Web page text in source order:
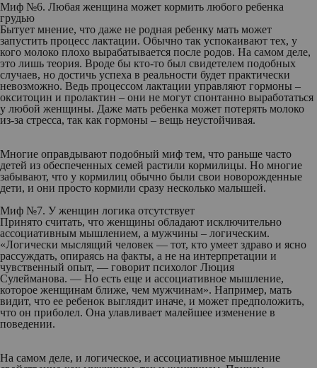
Миф №6. Любая женщина может кормить любого ребенка
грудью
Бытует мнение, что даже не родная ребенку мать может
запустить процесс лактации. Обычно так успокаивают тех, у
кого молоко плохо вырабатывается после родов. На самом деле,
это лишь теория. Вроде бы кто-то был свидетелем подобных
случаев, но достичь успеха в реальности будет практически
невозможно. Ведь процессом лактации управляют гормоны –
окситоцин и пролактин – они не могут спонтанно выработаться
у любой женщины. Даже мать ребенка может потерять молоко
из-за стресса, так как гормоны – вещь неустойчивая.
Многие оправдывают подобный миф тем, что раньше часто
детей из обеспеченных семей растили кормилицы. Но многие
забывают, что у кормилиц обычно были свои новорожденные
дети, и они просто кормили сразу несколько малышей.
Миф №7. У женщин логика отсутствует
Принято считать, что женщины обладают исключительно
ассоциативным мышлением, а мужчины – логическим.
«Логически мыслящий человек — тот, кто умеет здраво и ясно
рассуждать, опираясь на факты, а не на интерпретации и
чувственный опыт, — говорит психолог Люция
Сулейманова. — Но есть еще и ассоциативное мышление,
которое женщинам ближе, чем мужчинам». Например, мать
видит, что ее ребенок выглядит иначе, и может предположить,
что он приболел. Она улавливает малейшее изменение в
поведении.
На самом деле, и логическое, и ассоциативное мышление